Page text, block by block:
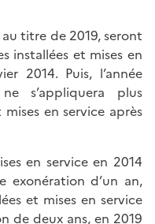
titre de 2019, seront
installées et mises en
2014. Puis, l’année
s’appliquera plus
en service après
en service en 2014
exonération d’un an,
et mises en service
de deux ans, en 2019